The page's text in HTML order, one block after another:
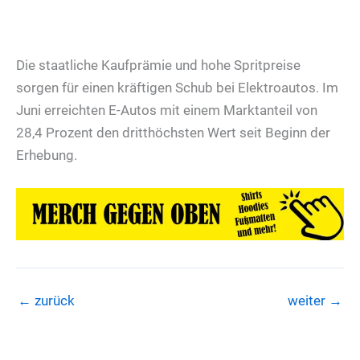
Die staatliche Kaufprämie und hohe Spritpreise
sorgen für einen kräftigen Schub bei Elektroautos. Im
Juni erreichten E-Autos mit einem Marktanteil von
28,4 Prozent den dritthöchsten Wert seit Beginn der
Erhebung.
← zurück weiter →